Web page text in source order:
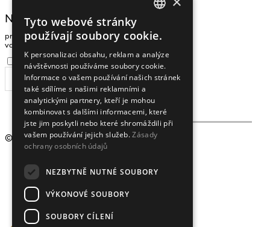
NEWSLETTER
pro zasílání zpráv a novinek zadejte prosím
vaši e-mailovou adresu
Souhlasím se zpracováním osobních údajů
ODEBÍRAT
© 2009 - 2026Crystalex CZ, s.r.o.
Tyto webové stránky
používají soubory cookie.
K personalizaci obsahu, reklam a analýze
návštěvnosti používáme soubory cookie.
Informace o vašem používání našich stránek
také sdílíme s našimi reklamními a
analytickými partnery, kteří je mohou
kombinovat s dalšími informacemi, které
jste jim poskytli nebo které shromáždili při
vašem používání jejich služeb.Zásady
ochrany osobních údajů
NEZBYTNĚ NUTNÉ SOUBORY
VÝKONOVÉ SOUBORY
SOUBORY CÍLENÍ